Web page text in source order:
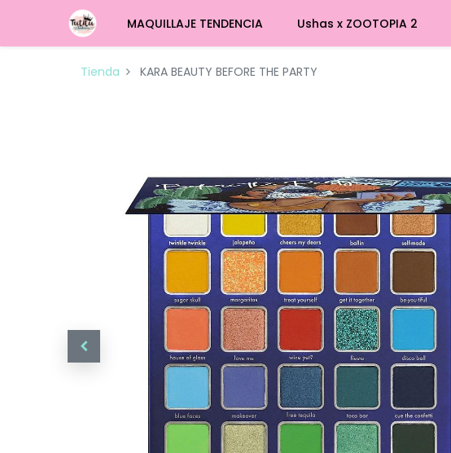
MAQUILLAJE TENDENCIA Ushas x ZOOTOPIA 2
Tienda KARA BEAUTY BEFORE THE PARTY